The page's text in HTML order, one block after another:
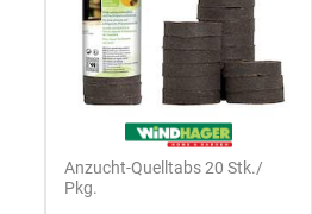
Anzucht-Quelltabs 20 Stk./
Pkg.